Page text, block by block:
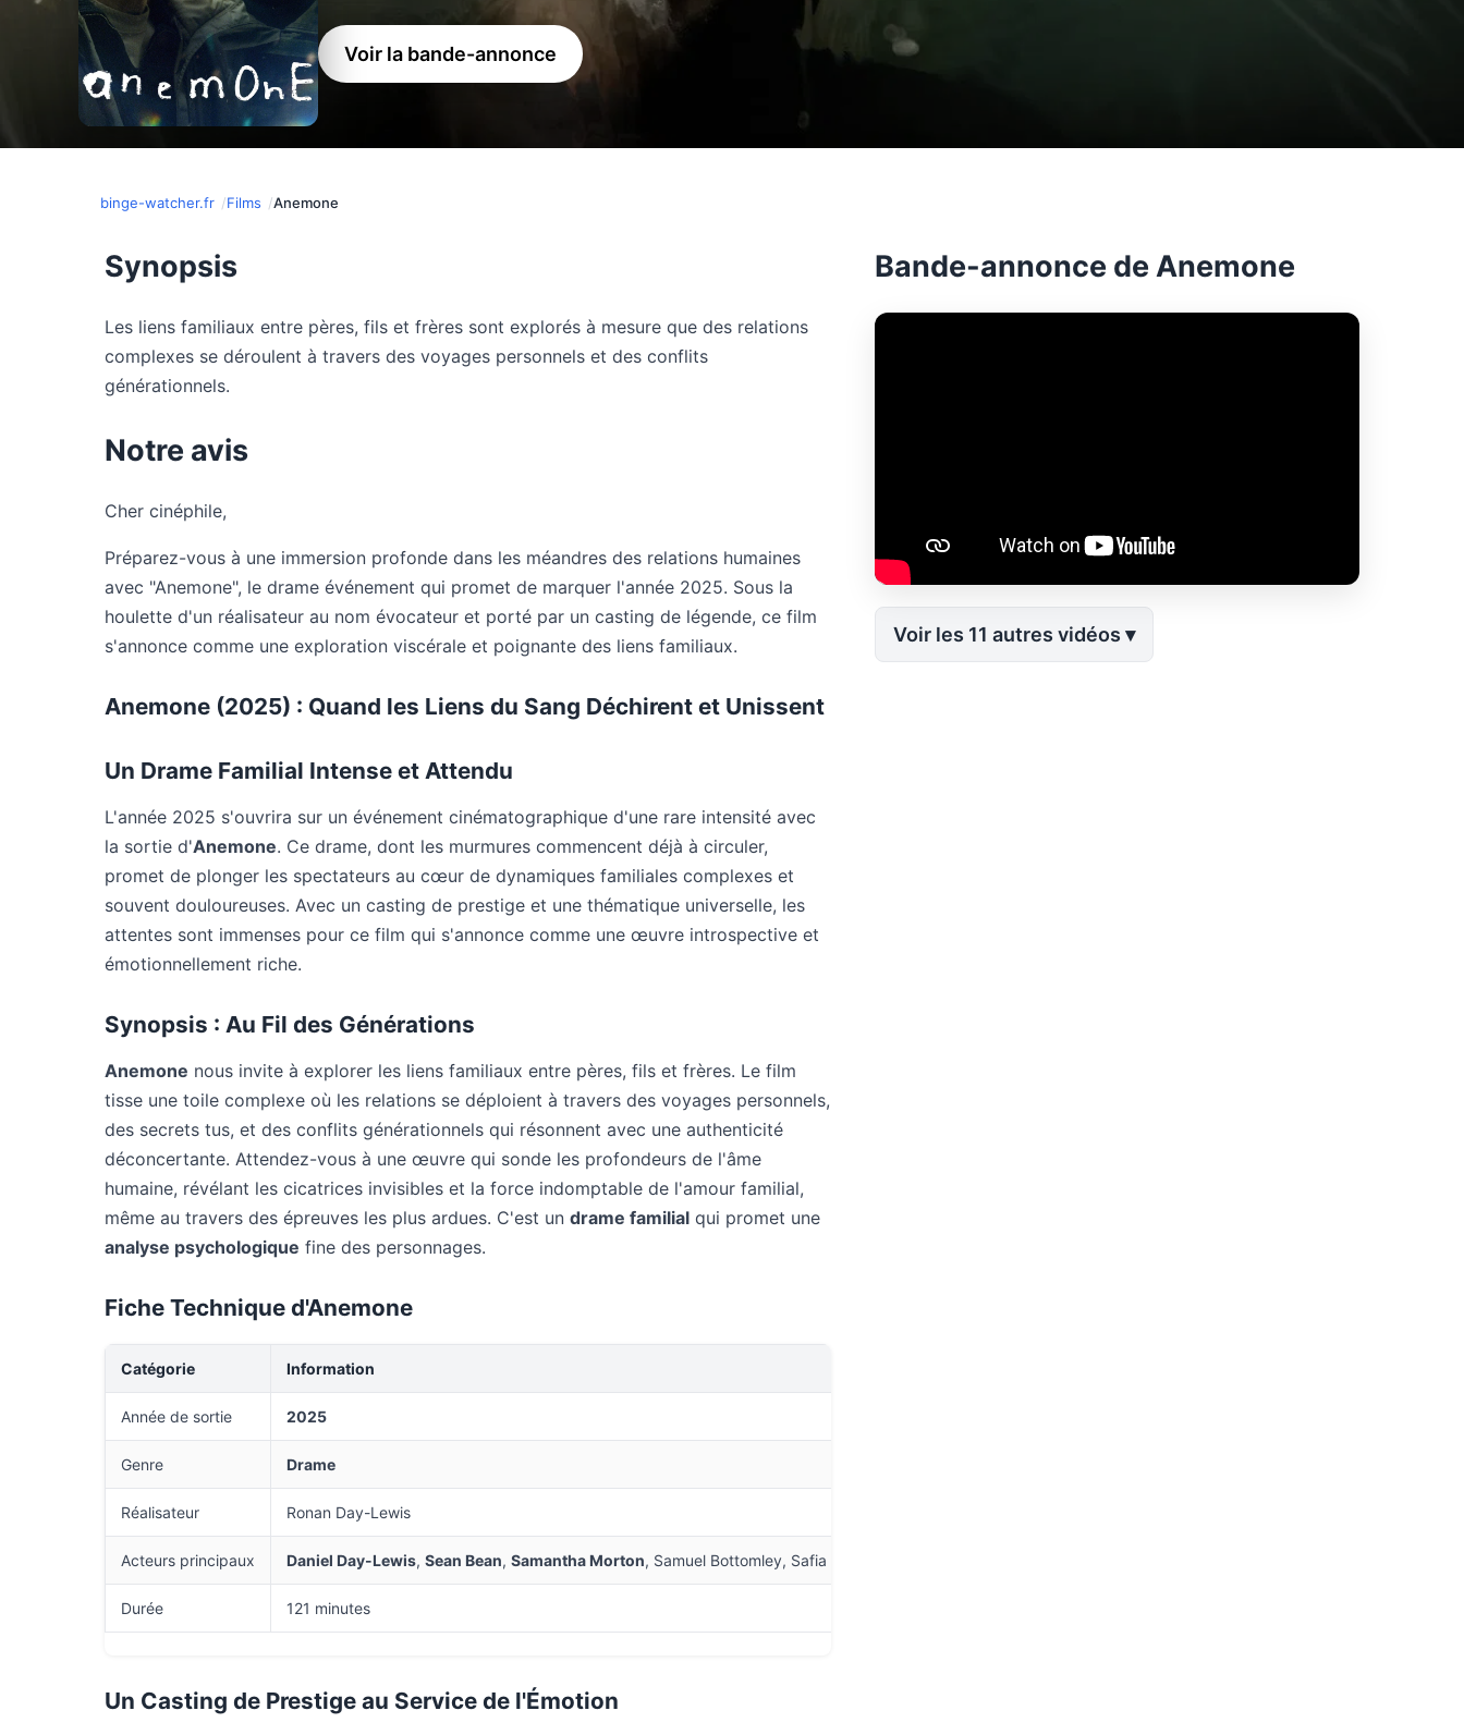
Voir la bande-annonce
binge-watcher.fr Films Anemone
Synopsis
Les liens familiaux entre pères, fils et frères sont explorés à mesure que des relations
complexes se déroulent à travers des voyages personnels et des conflits
générationnels.
Notre avis
Cher cinéphile,
Préparez-vous à une immersion profonde dans les méandres des relations humaines
avec "Anemone", le drame événement qui promet de marquer l'année 2025. Sous la
houlette d'un réalisateur au nom évocateur et porté par un casting de légende, ce film
s'annonce comme une exploration viscérale et poignante des liens familiaux.
Anemone (2025) : Quand les Liens du Sang Déchirent et Unissent
Un Drame Familial Intense et Attendu
L'année 2025 s'ouvrira sur un événement cinématographique d'une rare intensité avec
la sortie d'Anemone. Ce drame, dont les murmures commencent déjà à circuler,
promet de plonger les spectateurs au cœur de dynamiques familiales complexes et
souvent douloureuses. Avec un casting de prestige et une thématique universelle, les
attentes sont immenses pour ce film qui s'annonce comme une œuvre introspective et
émotionnellement riche.
Synopsis : Au Fil des Générations
Anemone nous invite à explorer les liens familiaux entre pères, fils et frères. Le film
tisse une toile complexe où les relations se déploient à travers des voyages personnels,
des secrets tus, et des conflits générationnels qui résonnent avec une authenticité
déconcertante. Attendez-vous à une œuvre qui sonde les profondeurs de l'âme
humaine, révélant les cicatrices invisibles et la force indomptable de l'amour familial,
même au travers des épreuves les plus ardues. C'est un drame familial qui promet une
analyse psychologique fine des personnages.
Fiche Technique d'Anemone
Catégorie Information
Année de sortie 2025
Genre Drame
Réalisateur Ronan Day-Lewis
Acteurs principaux Daniel Day-Lewis, Sean Bean, Samantha Morton, Samuel Bottomley, Safia Oakley-Green, Lewis Ian Bray, Paul Butterworth, Karl Cam, JP Conway, Angus Cooper
Durée 121 minutes
Un Casting de Prestige au Service de l'Émotion
Bande-annonce de Anemone
Voir les 11 autres vidéos